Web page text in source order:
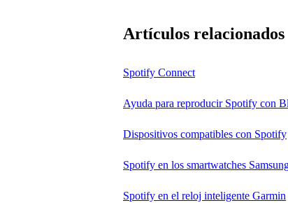
Artículos relacionados
Spotify Connect
Ayuda para reproducir Spotify con
Dispositivos compatibles con Spotify
Spotify en los smartwatches
Spotify en el reloj inteligente Garmin